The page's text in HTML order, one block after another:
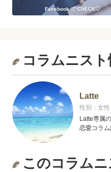
Facebook で CHECK♡
コラムニスト
Latte
性別：女
Latte専属
恋愛コラム
このコラム